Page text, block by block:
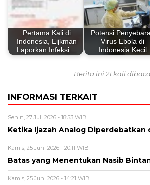
Pertama Kali di
Indonesia, Eijkman
Laporkan Infeksi…
Potensi
Virus Ebola di
Indonesia Kecil
Berita ini 21 kali dibaca
INFORMASI TERKAIT
Senin, 27 Juli 2026 - 18:53 WIB
Ketika Ijazah Analog Diperdebatkan
Kamis, 25 Juni 2026 - 20:11 WIB
Batas yang Menentukan Nasib
Kamis, 25 Juni 2026 - 14:21 WIB